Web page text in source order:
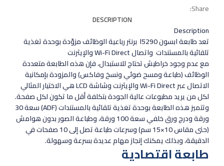
Share:
DESCRIPTION
Description
تعد طابعة ابسون l5290 برنتر رباعية الوظائف مزوّدة بوحدة تغذية
تلقائية بالمستندات واتصال Wi-Fi Direct والإيثرنت
مع عدم وجود خراطيش تحتاج للاستبدال، فإن هذه الطابعة متعددة
الوظائف (طباعة ومسح ضوئي ونسخ وفاكس) والمزودة بإمكانية
الاتصال عبر Wi-Fi Direct والإيثرنت وشاشة LCD هي الاختيار المثالي
لكل من يريد مطبوعات عالية الجودة بتكلفة أقل ما تكون لكل صفحة.
وتتميز هذه الطابعة بوحدة تغذية تلقائية بالمستندات (ADF) سعة 30
ورقة ودرج ورق خلفي سعة 100 ورقة، وطباعة الصور بدون هوامش
(حتى مقاس 10×15 سم) وسرعات طباعة تصل إلى 10 صفحات في
الدقيقة، وبذلك يمكنك إنجاز مهام عديدة بسرعة وسهولة.
طابعة اقتصادية